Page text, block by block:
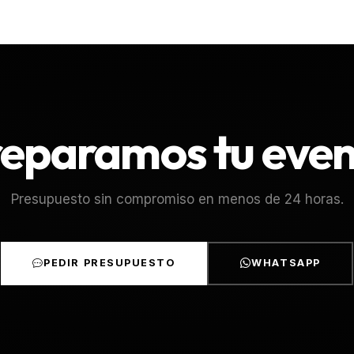
tu
Presupuesto sin compromiso en menos de 24 horas.
PEDIR PRESUPUESTO WHATSAPP